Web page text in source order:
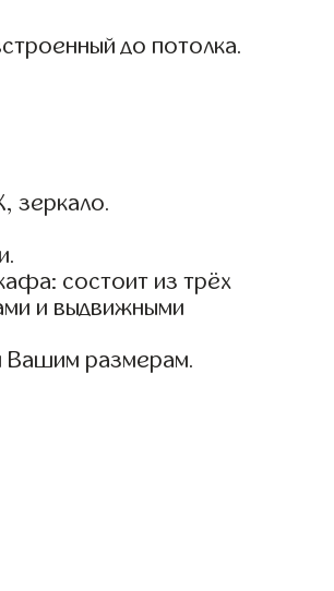
до потолка.
зеркало.
состоит из трёх
и выдвижными
Вашим размерам.